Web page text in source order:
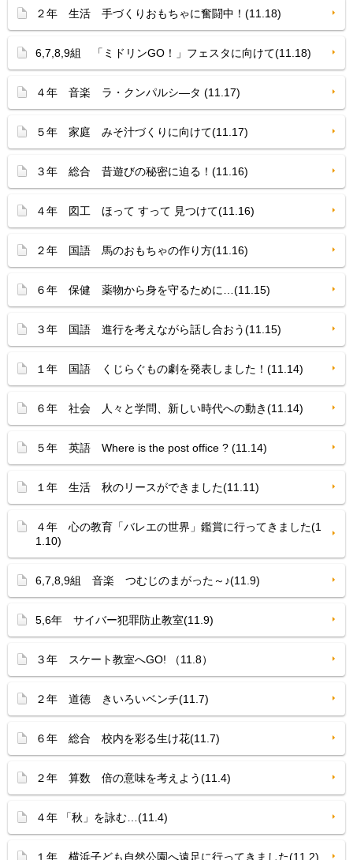
２年 生活 手づくりおもちゃに奮闘中！(11.18)
6,7,8,9組 「ミドリンGO！」フェスタに向けて(11.18)
４年 音楽 ラ・クンパルシ—タ (11.17)
５年 家庭 みそ汁づくりに向けて(11.17)
３年 総合 昔遊びの秘密に迫る！(11.16)
４年 図工 ほって すって 見つけて(11.16)
２年 国語 馬のおもちゃの作り方(11.16)
６年 保健 薬物から身を守るために…(11.15)
３年 国語 進行を考えながら話し合おう(11.15)
１年 国語 くじらぐもの劇を発表しました！(11.14)
６年 社会 人々と学問、新しい時代への動き(11.14)
５年 英語 Where is the post office ? (11.14)
１年 生活 秋のリースができました(11.11)
４年 心の教育「バレエの世界」鑑賞に行ってきました(1
1.10)
6,7,8,9組 音楽 つむじのまがった～♪(11.9)
5,6年 サイバー犯罪防止教室(11.9)
３年 スケート教室へGO! （11.8）
２年 道徳 きいろいベンチ(11.7)
６年 総合 校内を彩る生け花(11.7)
２年 算数 倍の意味を考えよう(11.4)
４年 「秋」を詠む…(11.4)
１年 横浜子ども自然公園へ遠足に行ってきました(11.2)